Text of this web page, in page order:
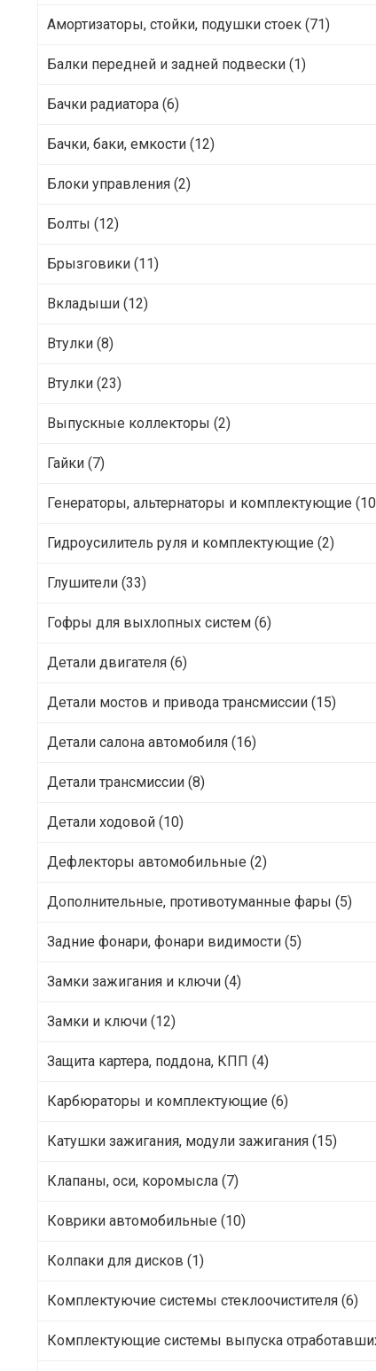
Амортизаторы, стойки, подушки стоек (71)
Балки передней и задней подвески (1)
Бачки радиатора (6)
Бачки, баки, емкости (12)
Блоки управления (2)
Болты (12)
Брызговики (11)
Вкладыши (12)
Втулки (8)
Втулки (23)
Выпускные коллекторы (2)
Гайки (7)
Генераторы, альтернаторы и комплектующие
Гидроусилитель руля и комплектующие (2)
Глушители (33)
Гофры для выхлопных систем (6)
Детали двигателя (6)
Детали мостов и привода трансмиссии (15)
Детали салона автомобиля (16)
Детали трансмиссии (8)
Детали ходовой (10)
Дефлекторы автомобильные (2)
Дополнительные, противотуманные фары (5)
Задние фонари, фонари видимости (5)
Замки зажигания и ключи (4)
Замки и ключи (12)
Защита картера, поддона, КПП (4)
Карбюраторы и комплектующие (6)
Катушки зажигания, модули зажигания (15)
Клапаны, оси, коромысла (7)
Коврики автомобильные (10)
Колпаки для дисков (1)
Комплектуючие системы стеклоочистителя (6)
Комплектующие системы выпуска